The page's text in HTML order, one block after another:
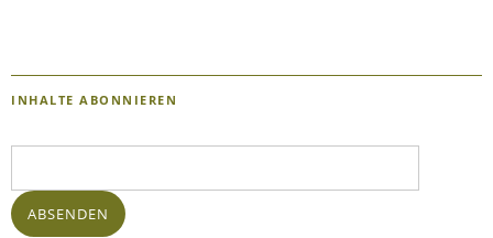
INHALTE ABONNIEREN
Adresse:
ABSENDEN